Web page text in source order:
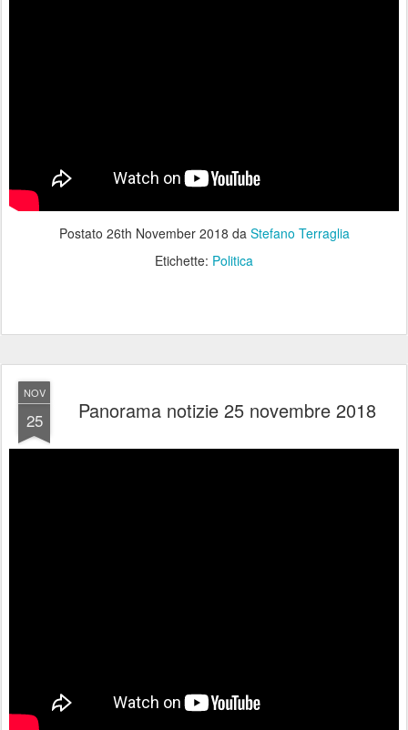
Postato 26th November 2018 da Stefano Terraglia
Etichette: Politica
NOV
25 Panorama notizie 25 novembre 2018